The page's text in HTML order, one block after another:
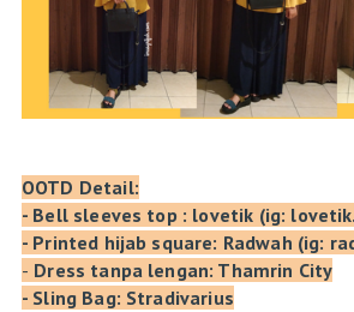
OOTD Detail:
- Bell sleeves top : lovetik (ig:
- Printed hijab square: Radwah (ig:
- Dress tanpa lengan: Thamrin City
- Sling Bag: Stradivarius